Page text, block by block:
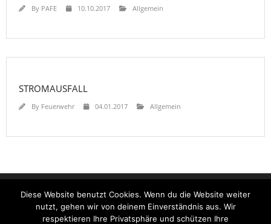
By PAFE 10.10.2017 Allgemein
STROMAUSFALL
By Feuerwehr 04.01.2017 Allgemein
Kontakt
Theme byThink Up Themes Ltd. Powered by WordPress.
Diese Website benutzt Cookies. Wenn du die Website weiter
nutzt, gehen wir von deinem Einverständnis aus. Wir
respektieren Ihre Privatsphäre und schützen Ihre